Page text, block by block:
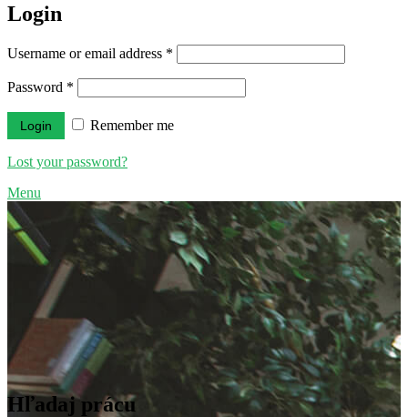
Login
Username or email address *
Password *
Remember me
Lost your password?
Menu
Hľadaj prácu